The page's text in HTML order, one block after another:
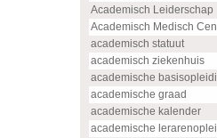
Academisch Leiderschap
Academisch Medisch
academisch statuut
academisch ziekenhuis
academische
academische graad
academische kalender
academische